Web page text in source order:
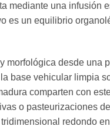
mediante una infusión
es un equilibrio
morfológica desde una
base vehicular limpia
comparten con
o pasteurizaciones
redondo